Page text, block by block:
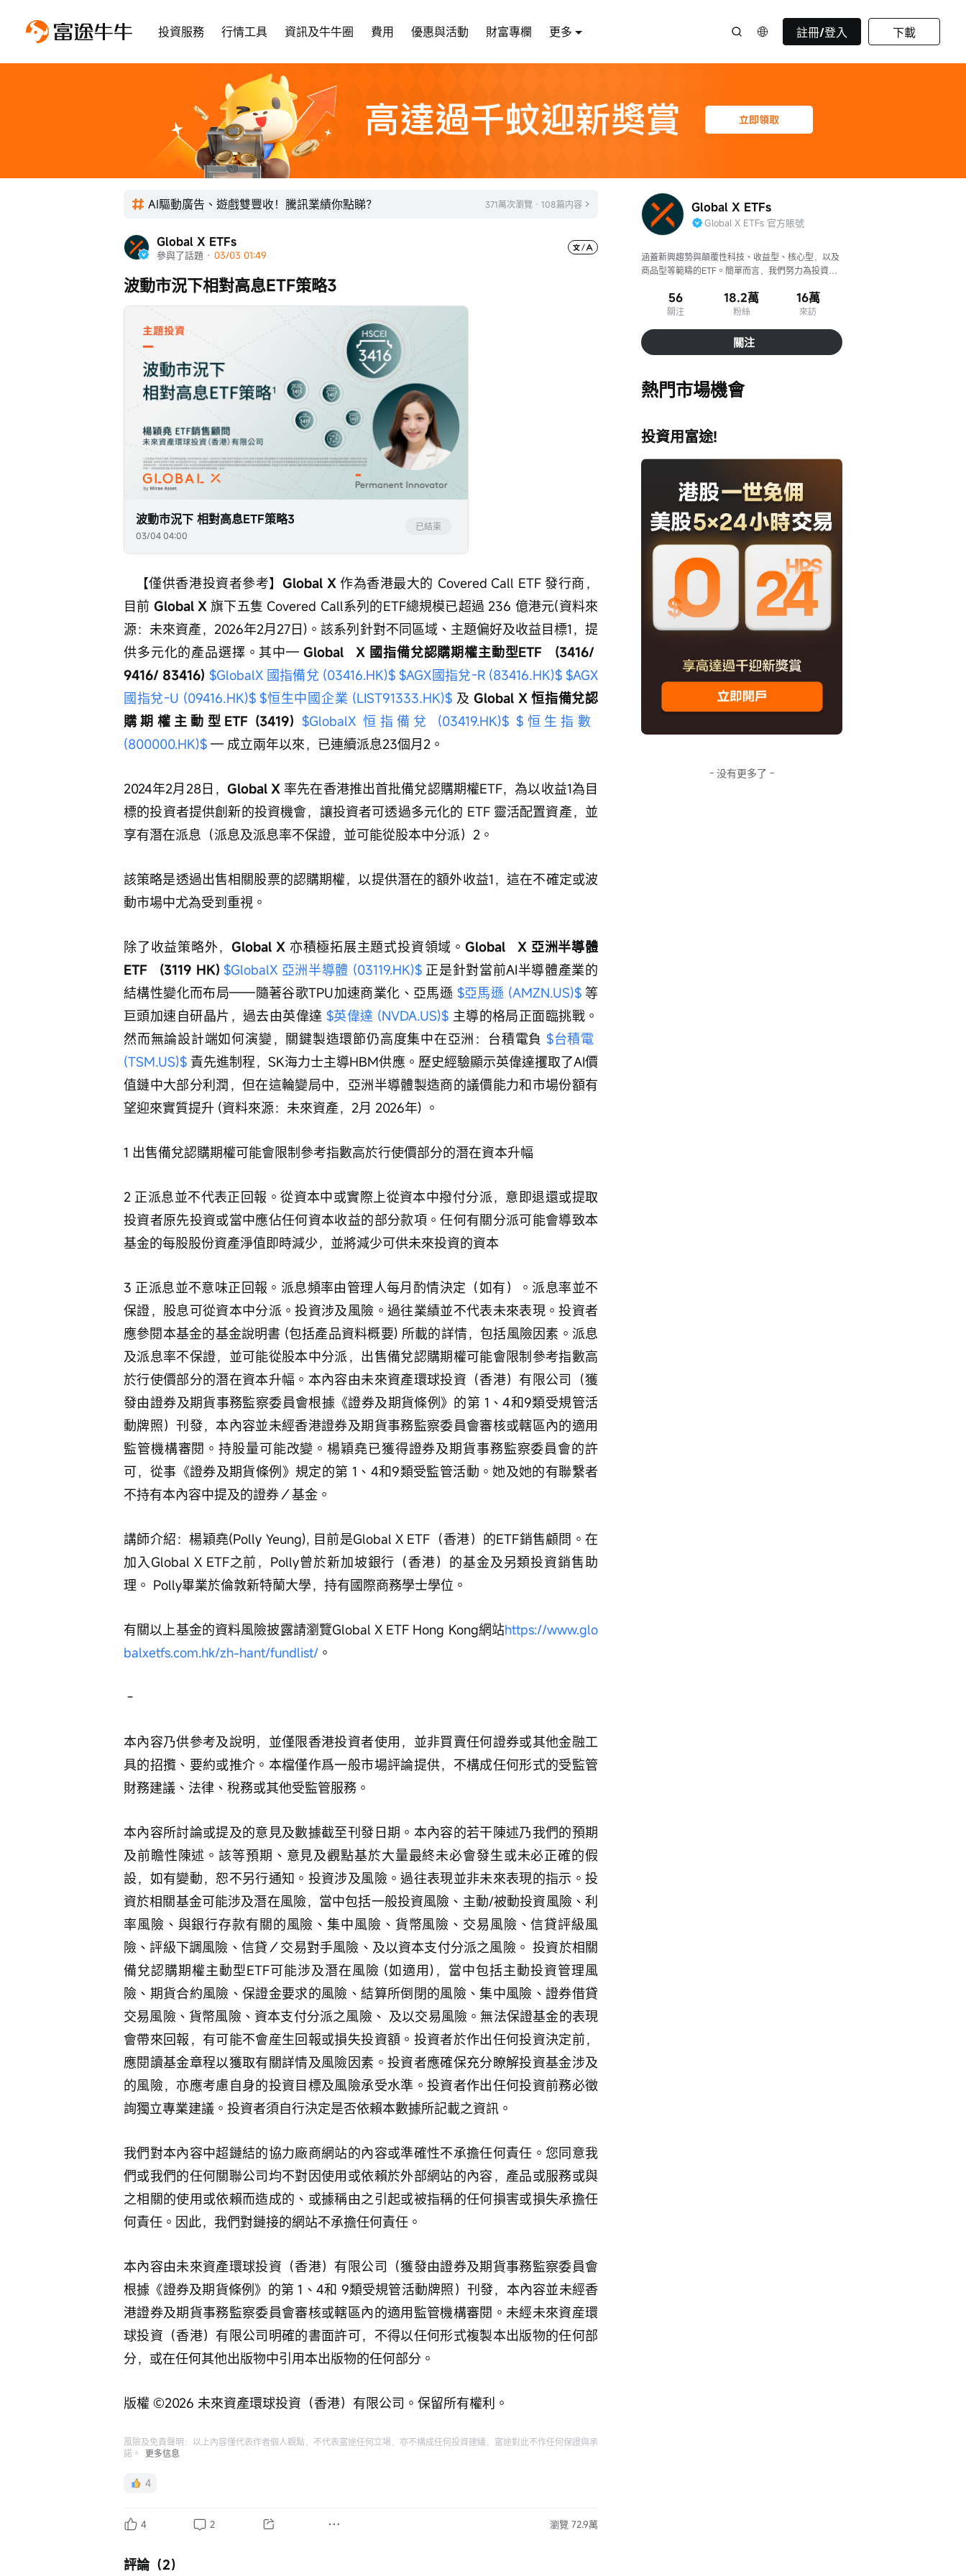
投資服務 行情工具 資訊及牛牛圈 費用 優惠與活動 財富專欄 更多 註冊/登入 下載
AI驅動廣告、遊戲雙豐收！騰訊業績你點睇？ 371萬次瀏覽 · 108篇内容
Global X ETFs
參與了話題 · 03/03 01:49
波動市況下相對高息ETF策略3
波動市況下 相對高息ETF策略3
03/04 04:00
已結束
【僅供香港投資者參考】 Global X 作為香港最大的 Covered Call ETF 發行商，
目前 Global X 旗下五隻 Covered Call系列的ETF總規模已超過 236 億港元(資料來
源：未來資產，2026年2月27日)。該系列針對不同區域、主題偏好及收益目標1，提
供多元化的產品選擇。其中— Global   X 國指備兌認購期權主動型ETF   (3416/
9416/ 83416) $GlobalX 國指備兌 (03416.HK)$ $AGX國指兌-R (83416.HK)$ $AGX
國指兌-U (09416.HK)$ $恒生中國企業 (LIST91333.HK)$ 及 Global X 恒指備兌認
購期權主動型ETF (3419) $GlobalX 恒指備兌 (03419.HK)$ $恒生指數
(800000.HK)$ — 成立兩年以來，已連續派息23個月2。
2024年2月28日， Global X 率先在香港推出首批備兌認購期權ETF，為以收益1為目
標的投資者提供創新的投資機會，讓投資者可透過多元化的 ETF 靈活配置資產，並
享有潛在派息（派息及派息率不保證，並可能從股本中分派）2。
該策略是透過出售相關股票的認購期權，以提供潛在的額外收益1，這在不確定或波
動市場中尤為受到重視。
除了收益策略外，Global X 亦積極拓展主題式投資領域。 Global   X 亞洲半導體
ETF   (3119 HK) $GlobalX 亞洲半導體 (03119.HK)$ 正是針對當前AI半導體產業的
結構性變化而布局——隨著谷歌TPU加速商業化、亞馬遜 $亞馬遜 (AMZN.US)$ 等
巨頭加速自研晶片，過去由英偉達 $英偉達 (NVDA.US)$ 主導的格局正面臨挑戰。
然而無論設計端如何演變，關鍵製造環節仍高度集中在亞洲：台積電負 $台積電
(TSM.US)$ 責先進制程，SK海力士主導HBM供應。歷史經驗顯示英偉達攫取了AI價
值鏈中大部分利潤，但在這輪變局中，亞洲半導體製造商的議價能力和市場份額有
望迎來實質提升 (資料來源：未來資產，2月 2026年) 。
1 出售備兌認購期權可能會限制參考指數高於行使價部分的潛在資本升幅
2 正派息並不代表正回報。從資本中或實際上從資本中撥付分派，意即退還或提取
投資者原先投資或當中應佔任何資本收益的部分款項。任何有關分派可能會導致本
基金的每股股份資產淨值即時減少，並將減少可供未來投資的資本
3 正派息並不意味正回報。派息頻率由管理人每月酌情決定（如有）。派息率並不
保證，股息可從資本中分派。投資涉及風險。過往業績並不代表未來表現。投資者
應參閱本基金的基金說明書 (包括產品資料概要) 所載的詳情，包括風險因素。派息
及派息率不保證，並可能從股本中分派，出售備兌認購期權可能會限制參考指數高
於行使價部分的潛在資本升幅。本內容由未來資產環球投資（香港）有限公司（獲
發由證券及期貨事務監察委員會根據《證券及期貨條例》的第 1、4和9類受規管活
動牌照）刊發，本內容並未經香港證券及期貨事務監察委員會審核或轄區內的適用
監管機構審閱。持股量可能改變。楊穎堯已獲得證券及期貨事務監察委員會的許
可，從事《證券及期貨條例》規定的第 1、4和9類受監管活動。她及她的有聯繫者
不持有本內容中提及的證券／基金。
講師介紹：楊穎堯(Polly Yeung), 目前是Global X ETF（香港）的ETF銷售顧問。在
加入Global X ETF之前，Polly曾於新加坡銀行（香港）的基金及另類投資銷售助
理。 Polly畢業於倫敦新特蘭大學，持有國際商務學士學位。
有關以上基金的資料風險披露請瀏覽Global X ETF Hong Kong網站https://www.glo
balxetfs.com.hk/zh-hant/fundlist/ 。
-
本內容乃供參考及說明，並僅限香港投資者使用，並非買賣任何證券或其他金融工
具的招攬、要約或推介。本檔僅作爲一般市場評論提供，不構成任何形式的受監管
財務建議、法律、稅務或其他受監管服務。
本內容所討論或提及的意見及數據截至刊發日期。本內容的若干陳述乃我們的預期
及前瞻性陳述。該等預期、意見及觀點基於大量最終未必會發生或未必正確的假
設，如有變動，恕不另行通知。投資涉及風險。過往表現並非未來表現的指示。投
資於相關基金可能涉及潛在風險，當中包括一般投資風險、主動/被動投資風險、利
率風險、與銀行存款有關的風險、集中風險、貨幣風險、交易風險、信貸評級風
險、評級下調風險、信貸／交易對手風險、及以資本支付分派之風險。 投資於相關
備兌認購期權主動型ETF可能涉及潛在風險 (如適用)，當中包括主動投資管理風
險、期貨合約風險、保證金要求的風險、結算所倒閉的風險、集中風險、證券借貸
交易風險、貨幣風險、資本支付分派之風險、 及以交易風險。無法保證基金的表現
會帶來回報，有可能不會産生回報或損失投資額。投資者於作出任何投資決定前，
應閱讀基金章程以獲取有關詳情及風險因素。投資者應確保充分瞭解投資基金涉及
的風險，亦應考慮自身的投資目標及風險承受水準。投資者作出任何投資前務必徵
詢獨立專業建議。投資者須自行決定是否依賴本數據所記載之資訊。
我們對本內容中超鏈結的協力廠商網站的內容或準確性不承擔任何責任。您同意我
們或我們的任何關聯公司均不對因使用或依賴於外部網站的內容，產品或服務或與
之相關的使用或依賴而造成的、或據稱由之引起或被指稱的任何損害或損失承擔任
何責任。因此，我們對鏈接的網站不承擔任何責任。
本內容由未來資產環球投資（香港）有限公司（獲發由證券及期貨事務監察委員會
根據《證券及期貨條例》的第 1、4和 9類受規管活動牌照）刊發，本內容並未經香
港證券及期貨事務監察委員會審核或轄區內的適用監管機構審閱。未經未來資産環
球投資（香港）有限公司明確的書面許可，不得以任何形式複製本出版物的任何部
分，或在任何其他出版物中引用本出版物的任何部分。
版權 ©️2026 未來資產環球投資（香港）有限公司。保留所有權利。
風險及免責聲明：以上內容僅代表作者個人觀點，不代表富途任何立場，亦不構成任何投資建議，富途對此不作任何保證與承
諾。
更多信息
4
4 2 瀏覽 72.9萬
評論（2）
Global X ETFs
Global X ETFs 官方賬號
涵蓋新興趨勢與顛覆性科技、收益型、核心型，以及
商品型等範疇的ETF。簡單而言，我們努力為投資者
56
關注
18.2萬
粉絲
16萬
來訪
關注
熱門市場機會
投資用富途!
- 没有更多了 -